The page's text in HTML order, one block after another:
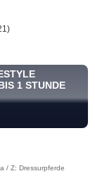
1 STUNDE
/ Z: Dressurpferde